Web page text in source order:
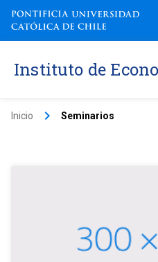
Instituto de
Inicio keyboard_arrow_right Seminarios